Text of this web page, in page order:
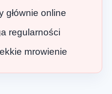
głównie online
regularności
mrowienie